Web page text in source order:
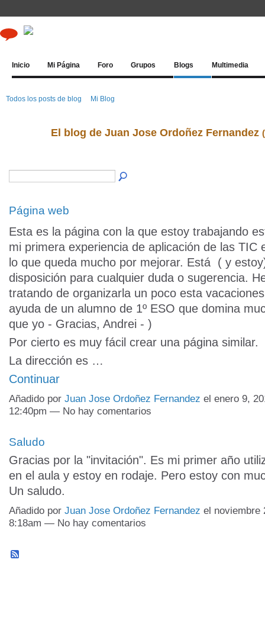
Inicio Mi Página Foro Grupos Blogs Multimedia
Todos los posts de blog Mi Blog
El blog de Juan Jose Ordoñez Fernandez
Página web
Esta es la página con la que estoy trabajando
mi primera experiencia de aplicación de las TIC
lo que queda mucho por mejorar. Está ( y
disposición para cualquier duda o sugerencia.
tratando de organizarla un poco esta
ayuda de un alumno de 1º ESO que domina
que yo - Gracias, Andrei - )
Por cierto es muy fácil crear una página similar.
La dirección es …
Continuar
Añadido por Juan Jose Ordoñez Fernandez el enero 9,
12:40pm — No hay comentarios
Saludo
Gracias por la "invitación". Es mi primer año
en el aula y estoy en rodaje. Pero estoy con
Un saludo.
Añadido por Juan Jose Ordoñez Fernandez el noviembre
8:18am — No hay comentarios